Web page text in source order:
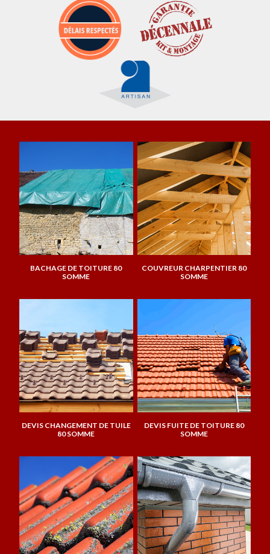
BACHAGE DE TOITURE 80
SOMME
COUVREUR CHARPENTIER 80
SOMME
DEVIS CHANGEMENT DE TUILE
80 SOMME
DEVIS FUITE DE TOITURE 80
SOMME